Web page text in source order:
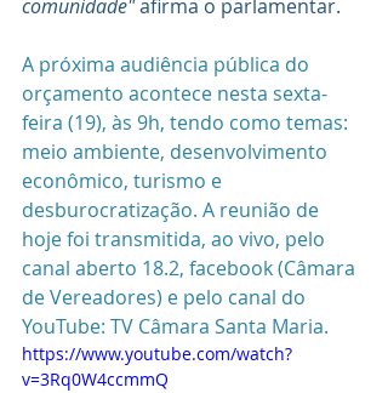
comunidade" afirma o parlamentar.
A próxima audiência pública do
orçamento acontece nesta sexta-
feira (19), às 9h, tendo como temas:
meio ambiente, desenvolvimento
econômico, turismo e
desburocratização. A reunião de
hoje foi transmitida, ao vivo, pelo
canal aberto 18.2, facebook (Câmara
de Vereadores) e pelo canal do
YouTube: TV Câmara Santa Maria.
https://www.youtube.com/watch?
v=3Rq0W4ccmmQ